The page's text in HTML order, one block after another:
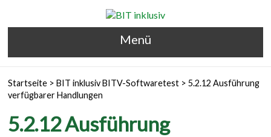
Menü
Startseite >BIT inklusiv BITV-Softwaretest >5.2.12 Ausführung
verfügbarer Handlungen
5.2.12 Ausführung